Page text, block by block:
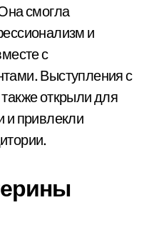
смогла
и
с
Выступления с
открыли для
и привлекли